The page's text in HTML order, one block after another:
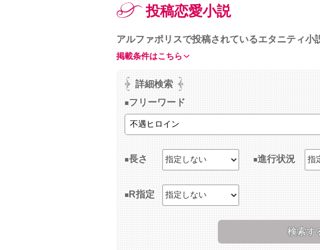
投稿恋愛小説
アルファポリスで投稿されているエタニティ小
掲載条件はこちら
詳細検索
フリーワード
長さ 進行状況
R指定